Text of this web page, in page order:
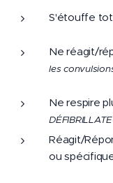
S'étouffe
Ne réagit/
les
Ne respire
Réagit/
ou